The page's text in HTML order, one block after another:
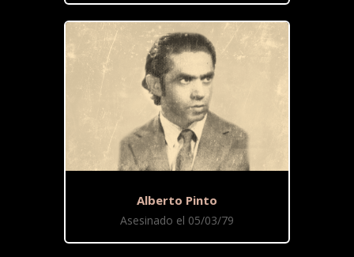
Alberto Pinto
Asesinado el 05/03/79